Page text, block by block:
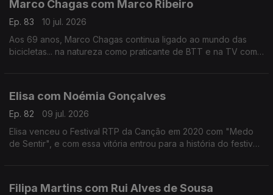
Marco Chagas com Marco Ribeiro
Ep. 83
10 jul. 2026
Aos 69 anos, Marco Chagas continua ligado ao mundo das
bicicletas... na natureza como praticante de BTT e na TV como
Elisa com Noémia Gonçalves
Ep. 82
09 jul. 2026
Elisa venceu o Festival RTP da Canção em 2020 com "Medo
de Sentir", e com essa vitória entrou para a história do festival,
Filipa Martins com Rui Alves de Sousa